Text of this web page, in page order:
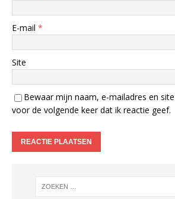
E-mail *
Site
Bewaar mijn naam, e-mailadres en
voor de volgende keer dat ik reactie geef.